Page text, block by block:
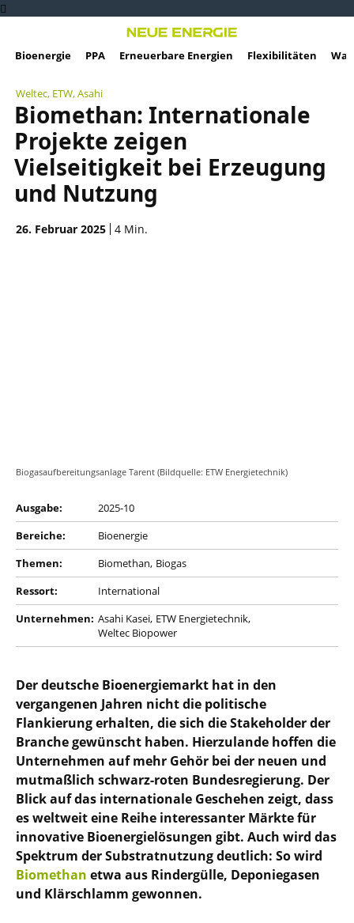
Bioenergie PPA Erneuerbare Energien Flexibilitäten
Weltec, ETW, Asahi
Biomethan: Internationale
Projekte zeigen
Vielseitigkeit bei Erzeugung
und Nutzung
26. Februar 2025 4 Min.
Biogasaufbereitungsanlage Tarent (Bildquelle: ETW Energietechnik)
Ausgabe:
2025-10
Bereiche:
Bioenergie
Themen:
Biomethan Biogas
Ressort:
International
Unternehmen: Asahi Kasei ETW Energietechnik
Weltec Biopower
Der deutsche Bioenergiemarkt hat in den
vergangenen Jahren nicht die politische
Flankierung erhalten, die sich die Stakeholder der
Branche gewünscht haben. Hierzulande hoffen die
Unternehmen auf mehr Gehör bei der neuen und
mutmaßlich schwarz-roten Bundesregierung. Der
Blick auf das internationale Geschehen zeigt, dass
es weltweit eine Reihe interessanter Märkte für
innovative Bioenergielösungen gibt. Auch wird das
Spektrum der Substratnutzung deutlich: So wird
Biomethan etwa aus Rindergülle, Deponiegasen
und Klärschlamm gewonnen.